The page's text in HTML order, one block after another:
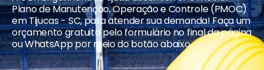
Plano de Manutenção, Operação e Controle (PMOC)
em Tijucas - SC, para atender sua demanda! Faça um
orçamento gratuito pelo formulário no final da página
ou WhatsApp por meio do botão abaixo.